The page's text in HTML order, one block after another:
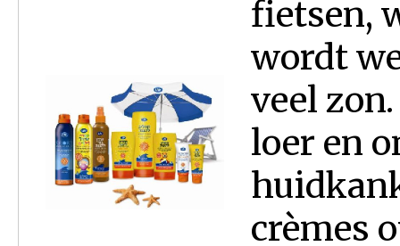
fietsen,
wordt
veel
loer en
crèmes